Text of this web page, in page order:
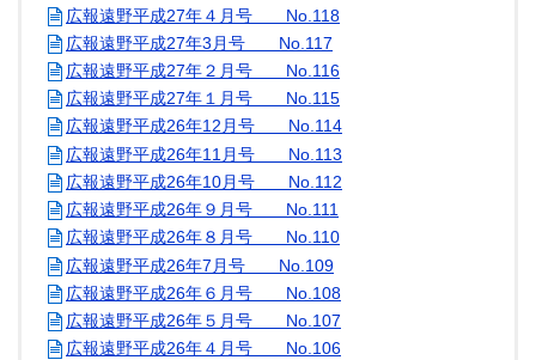
広報遠野平成27年４月号 No.118
広報遠野平成27年3月号 No.117
広報遠野平成27年２月号 No.116
広報遠野平成27年１月号 No.115
広報遠野平成26年12月号 No.114
広報遠野平成26年11月号 No.113
広報遠野平成26年10月号 No.112
広報遠野平成26年９月号 No.111
広報遠野平成26年８月号 No.110
広報遠野平成26年7月号 No.109
広報遠野平成26年６月号 No.108
広報遠野平成26年５月号 No.107
広報遠野平成26年４月号 No.106